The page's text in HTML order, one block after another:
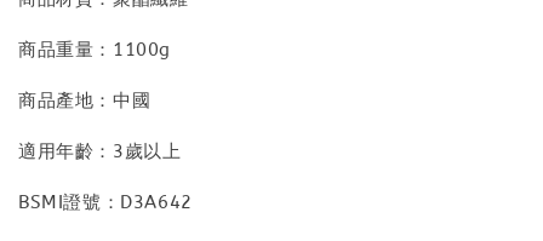
商品重量：1100g
商品產地：中國
適用年齡：3歲以上
BSMI證號：D3A642